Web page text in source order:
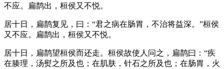
不应。扁鹊出，桓侯又不悦。
居十日，扁鹊复见，曰：“君之病在肠胃，不治将益深。”桓侯
又不应。扁鹊出，桓侯又不悦。
居十日，扁鹊望桓侯而还走。桓侯故使人问之，扁鹊曰：“疾
在腠理，汤熨之所及也；在肌肤，针石之所及也；在肠胃，火